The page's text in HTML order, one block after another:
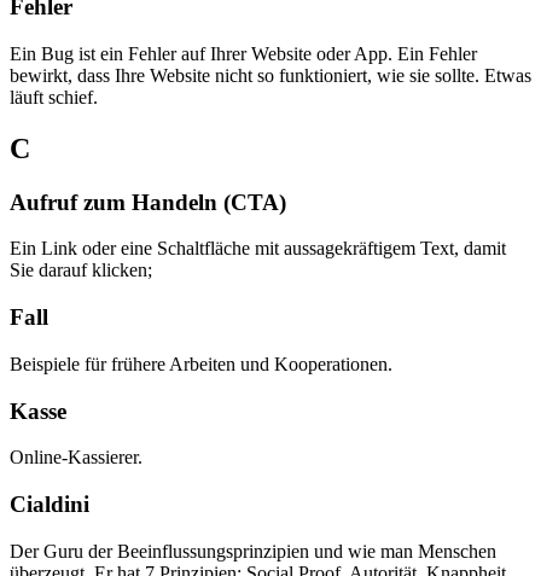
Fehler
Ein Bug ist ein Fehler auf Ihrer Website oder App. Ein Fehler
bewirkt, dass Ihre Website nicht so funktioniert, wie sie sollte. Etwas
läuft schief.
C
Aufruf zum Handeln (CTA)
Ein Link oder eine Schaltfläche mit aussagekräftigem Text, damit
Sie darauf klicken;
Fall
Beispiele für frühere Arbeiten und Kooperationen.
Kasse
Online-Kassierer.
Cialdini
Der Guru der Beeinflussungsprinzipien und wie man Menschen